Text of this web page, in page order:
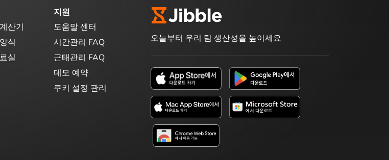
산기
식
실
지원
도움말 센터
시간관리 FAQ
근태관리 FAQ
데모 예약
쿠키 설정 관리
오늘부터 우리 팀 생산성을 높이세요